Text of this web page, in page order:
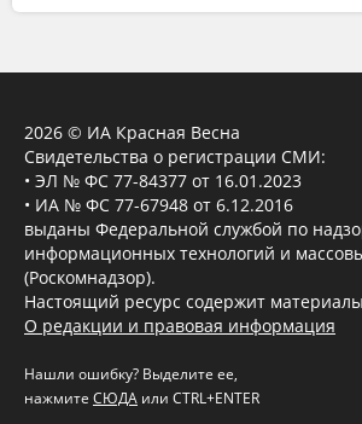
2026 © ИА Красная Весна
Свидетельства о регистрации СМИ:
• ЭЛ № ФС 77-84377 от 16.01.2023
• ИА № ФС 77-67948 от 6.12.2016
выданы Федеральной службой по
информационных технологий и
(Роскомнадзор).
Настоящий ресурс содержит
О редакции и правовая информация
Нашли ошибку? Выделите ее,
нажмите СЮДА или CTRL+ENTER